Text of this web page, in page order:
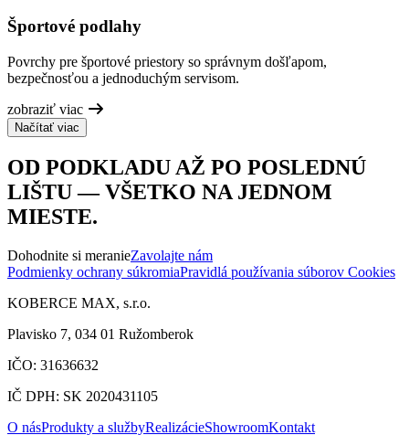
Športové podlahy
Povrchy pre športové priestory so správnym došľapom,
bezpečnosťou a jednoduchým servisom.
zobraziť viac
Načítať viac
OD PODKLADU AŽ PO POSLEDNÚ
LIŠTU — VŠETKO NA JEDNOM
MIESTE.
Dohodnite si meranieZavolajte nám
Podmienky ochrany súkromiaPravidlá používania súborov Cookies
KOBERCE MAX, s.r.o.
Plavisko 7, 034 01 Ružomberok
IČO: 31636632
IČ DPH: SK 2020431105
O násProdukty a službyRealizácieShowroomKontakt